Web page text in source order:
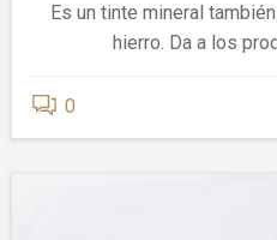
Es un tinte mineral
hierro. Da a los
0